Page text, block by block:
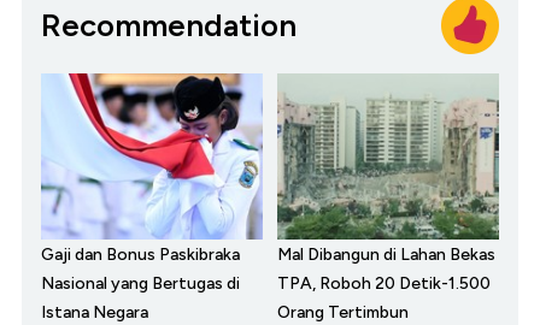
Recommendation
Gaji dan Bonus Paskibraka
Nasional yang Bertugas di
Istana Negara
Mal Dibangun di Lahan Bekas
TPA, Roboh 20 Detik-1.500
Orang Tertimbun